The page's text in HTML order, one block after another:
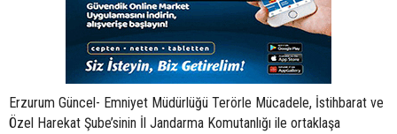
Erzurum Güncel- Emniyet Müdürlüğü Terörle Mücadele, İstihbarat ve
Özel Harekat Şube’sinin İl Jandarma Komutanlığı ile ortaklaşa